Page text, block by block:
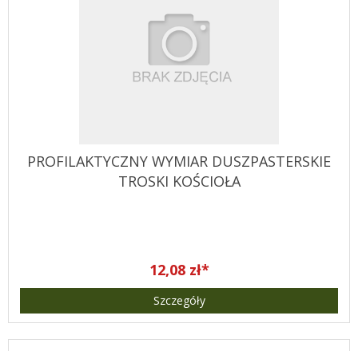
PROFILAKTYCZNY WYMIAR DUSZPASTERSKIE
TROSKI KOŚCIOŁA
12,08 zł*
Szczegóły